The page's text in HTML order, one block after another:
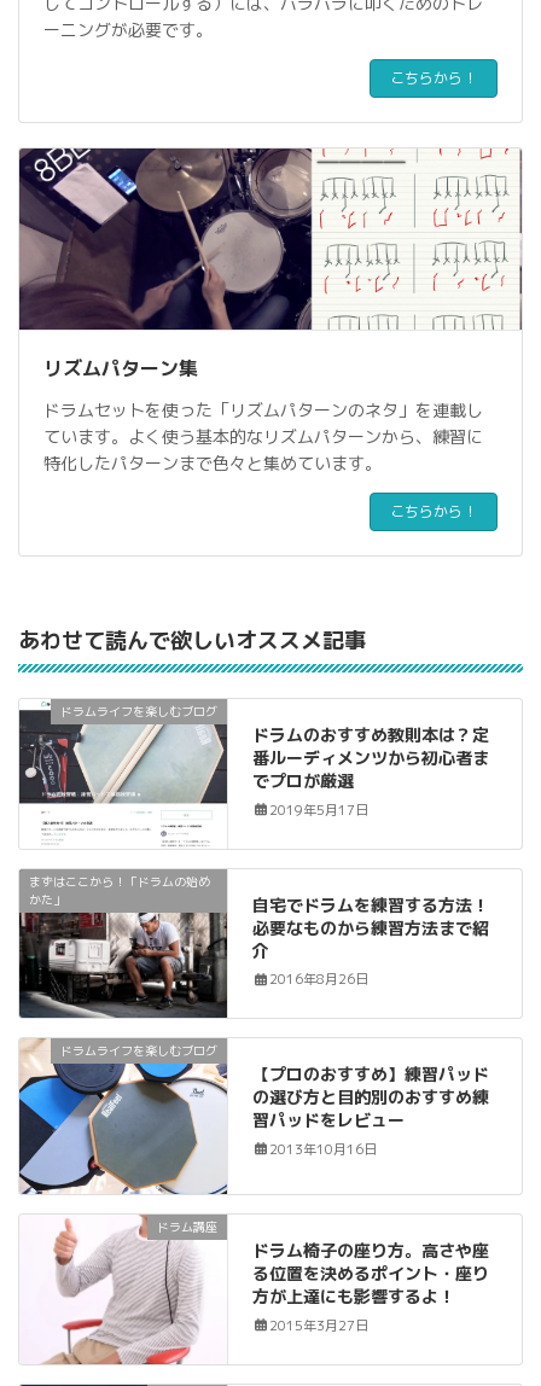
ーニングが必要です。
こちらから！
リズムパターン集
ドラムセットを使った「リズムパターンのネタ」を連載し
ています。よく使う基本的なリズムパターンから、練習に
特化したパターンまで色々と集めています。
こちらから！
あわせて読んで欲しいオススメ記事
ドラムライフを楽しむブログ
ドラムのおすすめ教則本は？定
番ルーディメンツから初心者ま
でプロが厳選
2019年5月17日
まずはここから！「ドラムの始め
かた」
自宅でドラムを練習する方法！
必要なものから練習方法まで紹
介
2016年8月26日
ドラムライフを楽しむブログ
【プロのおすすめ】練習パッド
の選び方と目的別のおすすめ練
習パッドをレビュー
2013年10月16日
ドラム講座
ドラム椅子の座り方。高さや座
る位置を決めるポイント・座り
方が上達にも影響するよ！
2015年3月27日